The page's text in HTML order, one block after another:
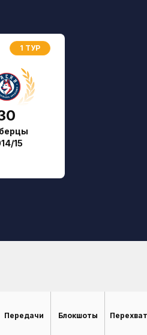
1 ТУР
15
Передачи Блокшоты